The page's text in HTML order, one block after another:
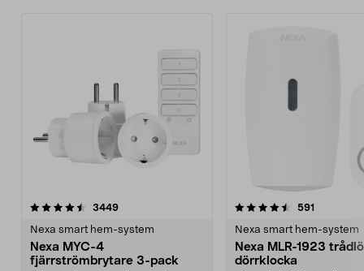
3449recensioner
Nexa smart hem-system
Nexa MYC-4
fjärrströmbrytare 3-pack
4.5 av 5 stjärnor 591
Nexa smart hem-system
Nexa MLR-1923
dörrklocka
4.5 av 5 stjärnor